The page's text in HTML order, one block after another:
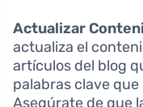
Actualizar
actualiza el
artículos del blog
palabras clave
Asegúrate de que